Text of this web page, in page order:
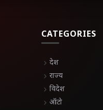
CATEGORIES
chevron_right देश
chevron_right राज्य
chevron_right विदेश
chevron_right ऑटो